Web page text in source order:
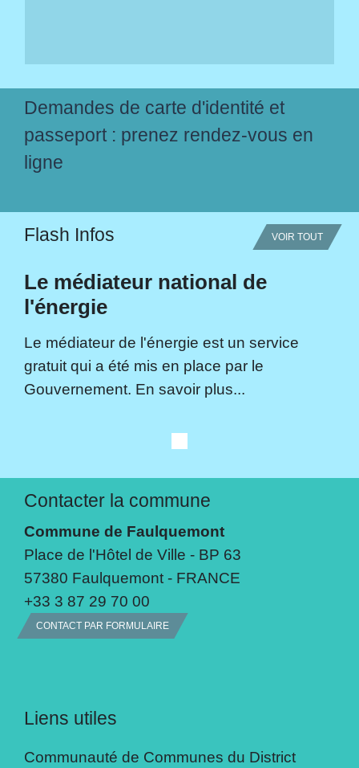
Demandes de carte d'identité et
passeport : prenez rendez-vous en
ligne
Flash Infos VOIR TOUT
Le médiateur national de
l'énergie
Le médiateur de l'énergie est un service
gratuit qui a été mis en place par le
Gouvernement. En savoir plus...
Contacter la commune
Commune de Faulquemont
Place de l'Hôtel de Ville - BP 63
57380 Faulquemont - FRANCE
+33 3 87 29 70 00
CONTACT PAR FORMULAIRE
Liens utiles
Communauté de Communes du District